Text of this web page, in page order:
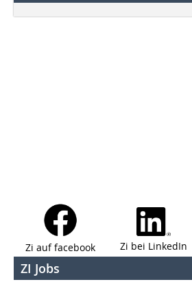
Zi auf facebook Zi bei LinkedIn
ZI Jobs